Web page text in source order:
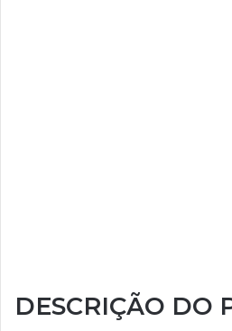
DESCRIÇÃO DO